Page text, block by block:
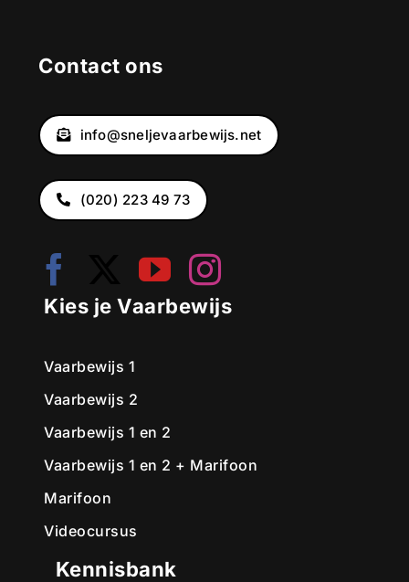
Contact ons
info@sneljevaarbewijs.net
(020) 223 49 73
Kies je Vaarbewijs
Vaarbewijs 1
Vaarbewijs 2
Vaarbewijs 1 en 2
Vaarbewijs 1 en 2 + Marifoon
Marifoon
Videocursus
Kennisbank